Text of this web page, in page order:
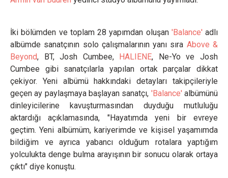
İki bölümden ve toplam 28 yapımdan oluşan 'Balance' adlı
albümde sanatçının solo çalışmalarının yanı sıra Above &
Beyond, BT, Josh Cumbee, HALIENE, Ne-Yo ve Josh
Cumbee gibi sanatçılarla yapılan ortak parçalar dikkat
çekiyor. Yeni albümü hakkındaki detayları takipçileriyle
geçen ay paylaşmaya başlayan sanatçı, 'Balance' albümünü
dinleyicilerine kavuşturmasından duyduğu mutluluğu
aktardığı açıklamasında, "Hayatımda yeni bir evreye
geçtim. Yeni albümüm, kariyerimde ve kişisel yaşamımda
bildiğim ve ayrıca yabancı olduğum rotalara yaptığım
yolculukta denge bulma arayışının bir sonucu olarak ortaya
çıktı" diye konuştu.